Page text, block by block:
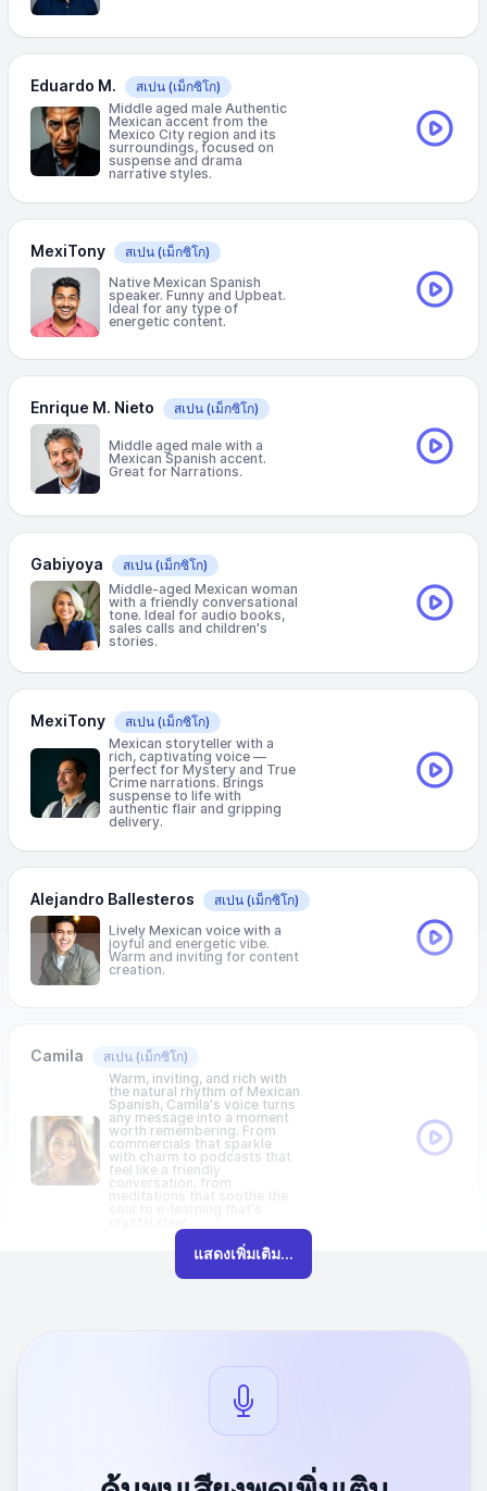
Eduardo M. สเปน (เม็กซิโก)
Middle aged male Authentic
Mexican accent from the
Mexico City region and its
surroundings, focused on
suspense and drama
narrative styles.
MexiTony สเปน (เม็กซิโก)
Native Mexican Spanish
speaker. Funny and Upbeat.
Ideal for any type of
energetic content.
Enrique M. Nieto สเปน (เม็กซิโก)
Middle aged male with a
Mexican Spanish accent.
Great for Narrations.
Gabiyoya สเปน (เม็กซิโก)
Middle-aged Mexican woman
with a friendly conversational
tone. Ideal for audio books,
sales calls and children's
stories.
MexiTony สเปน (เม็กซิโก)
Mexican storyteller with a
rich, captivating voice —
perfect for Mystery and True
Crime narrations. Brings
suspense to life with
authentic flair and gripping
delivery.
Alejandro Ballesteros สเปน (เม็กซิโก)
Lively Mexican voice with a
joyful and energetic vibe.
Warm and inviting for content
creation.
Camila สเปน (เม็กซิโก)
Warm, inviting, and rich with
the natural rhythm of Mexican
Spanish, Camila's voice turns
any message into a moment
worth remembering. From
commercials that sparkle
with charm to podcasts that
feel like a friendly
conversation, from
meditations that soothe the
แสดงเพิ่มเติม...